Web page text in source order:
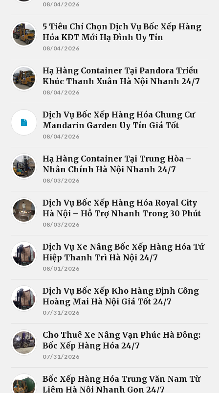
08/04/2026
5 Tiêu Chí Chọn Dịch Vụ Bốc Xếp Hàng
Hóa KĐT Mới Hạ Đình Uy Tín
08/04/2026
Hạ Hàng Container Tại Pandora Triều
Khúc Thanh Xuân Hà Nội Nhanh 24/7
08/04/2026
Dịch Vụ Bốc Xếp Hàng Hóa Chung Cư
Mandarin Garden Uy Tín Giá Tốt
08/04/2026
Hạ Hàng Container Tại Trung Hòa –
Nhân Chính Hà Nội Nhanh 24/7
08/03/2026
Dịch Vụ Bốc Xếp Hàng Hóa Royal City
Hà Nội – Hỗ Trợ Nhanh Trong 30 Phút
08/03/2026
Dịch Vụ Xe Nâng Bốc Xếp Hàng Hóa Tứ
Hiệp Thanh Trì Hà Nội 24/7
08/01/2026
Dịch Vụ Bốc Xếp Kho Hàng Định Công
Hoàng Mai Hà Nội Giá Tốt 24/7
07/31/2026
Cho Thuê Xe Nâng Vạn Phúc Hà Đông:
Bốc Xếp Hàng Hóa 24/7
07/31/2026
Bốc Xếp Hàng Hóa Trung Văn Nam Từ
Liêm Hà Nội Nhanh Gọn 24/7